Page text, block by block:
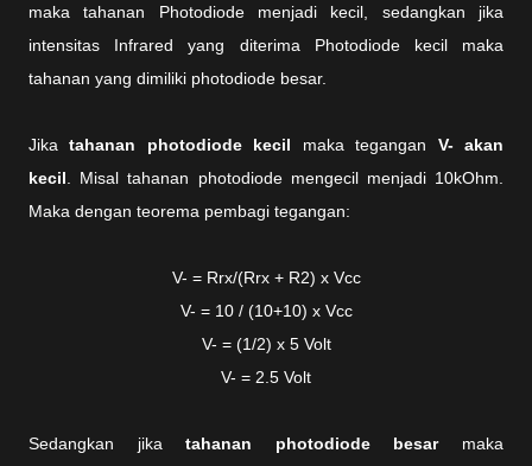
maka tahanan Photodiode menjadi kecil, sedangkan jika
intensitas Infrared yang diterima Photodiode kecil maka
tahanan yang dimiliki photodiode besar.
Jikatahanan photodiode kecil maka tegangan V- akan
kecil . Misal tahanan photodiode mengecil menjadi 10kOhm.
Maka dengan teorema pembagi tegangan:
V- = Rrx/(Rrx + R2) x Vcc
V- = 10 / (10+10) x Vcc
V- = (1/2) x 5 Volt
V- = 2.5 Volt
Sedangkan jikatahanan photodiode besarmaka